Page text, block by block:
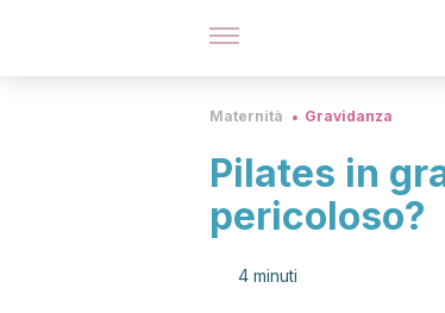
Maternità Gravidanza
Pilates in
pericoloso?
4 minuti